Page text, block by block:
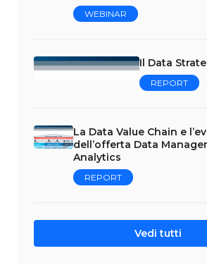
WEBINAR
Il Data
REPORT
La Data Value Chain e
dell’offerta Data
Analytics
REPORT
Vedi tutti